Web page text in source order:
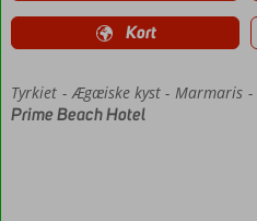
Kort
Forside
Tyrkiet Ægæiske kyst Marmaris
Prime Beach Hotel